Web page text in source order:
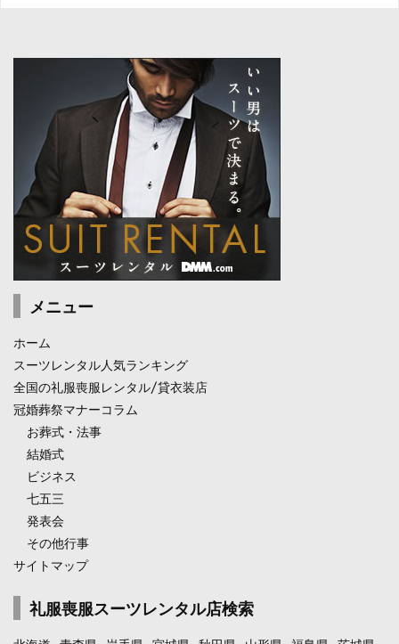
メニュー
ホーム
スーツレンタル人気ランキング
全国の礼服喪服レンタル/貸衣装店
冠婚葬祭マナーコラム
お葬式・法事
結婚式
ビジネス
七五三
発表会
その他行事
サイトマップ
礼服喪服スーツレンタル店検索